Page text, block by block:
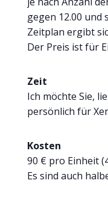
gegen 12.00 und
Zeitplan ergibt
Der Preis ist für
Zeit
Ich möchte Sie,
persönlich für
Kosten
90 € pro Einheit
Es sind auch